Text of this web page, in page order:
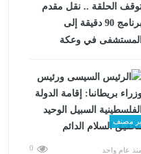
الحلقة .. نقل مقدم
برنامج 90 دقيقة إلى
المستشفى في وعكة
مصنف
منذ عام واحد 0